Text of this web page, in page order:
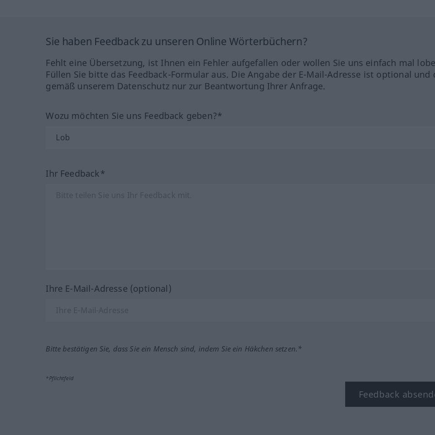
Sie haben Feedback zu unseren Online Wörterbüchern?
Fehlt eine Übersetzung, ist Ihnen ein Fehler aufgefallen oder wollen Sie uns einfach mal
Füllen Sie bitte das Feedback-Formular aus. Die Angabe der E-Mail-Adresse ist optional und
gemäß unserem Datenschutz nur zur Beantwortung Ihrer Anfrage.
Wozu möchten Sie uns Feedback geben?*
Ihr Feedback*
Ihre E-Mail-Adresse (optional)
Bitte bestätigen Sie, dass Sie ein Mensch sind, indem Sie ein Häkchen setzen.*
*Pflichtfeld
Feedback